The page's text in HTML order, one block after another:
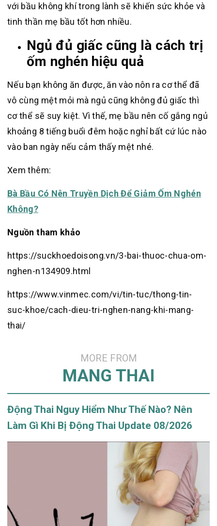
với bầu không khí trong lành sẽ khiến sức khỏe và
tinh thần mẹ bầu tốt hơn nhiều.
Ngủ đủ giấc cũng là cách trị
ốm nghén hiệu quả
Nếu bạn không ăn được, ăn vào nôn ra cơ thể đã
vô cùng mệt mỏi mà ngủ cũng không đủ giấc thì
cơ thể sẽ suy kiệt. Vì thế, mẹ bầu nên cố gắng ngủ
khoảng 8 tiếng buổi đêm hoặc nghỉ bất cứ lúc nào
vào ban ngày nếu cảm thấy mệt nhé.
Xem thêm:
Bà Bầu Có Nên Truyền Dịch Để Giảm Ốm Nghén
Không?
Nguồn tham khảo
https://suckhoedoisong.vn/3-bai-thuoc-chua-om-
nghen-n134909.html
https://www.vinmec.com/vi/tin-tuc/thong-tin-
suc-khoe/cach-dieu-tri-nghen-nang-khi-mang-
thai/
MORE FROM
MANG THAI
Động Thai Nguy Hiểm Như Thế Nào? Nên
Làm Gì Khi Bị Động Thai Update 08/2026